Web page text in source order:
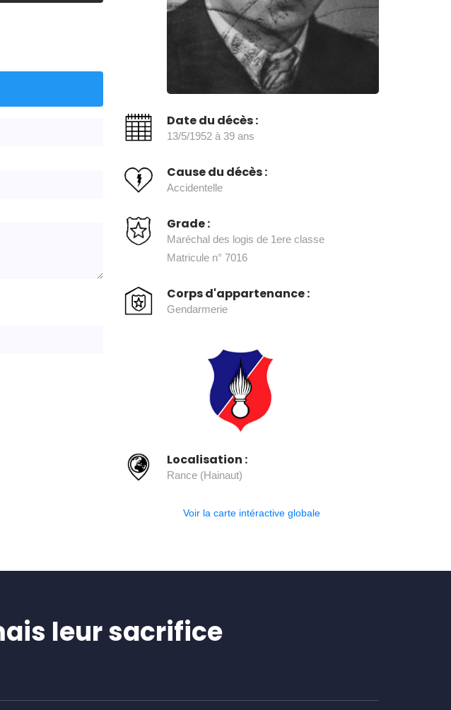
Date du décès :
13/5/1952 à 39 ans
Cause du décès :
Accidentelle
Grade :
Maréchal des logis de 1ere classe
Matricule n° 7016
Corps d'appartenance :
Gendarmerie
Localisation :
Rance (Hainaut)
Voir la carte intéractive globale
leur sacrifice